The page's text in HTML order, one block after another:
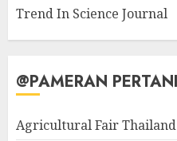
Trend In Science Journal
@PAMERAN
Agricultural Fair Thailand